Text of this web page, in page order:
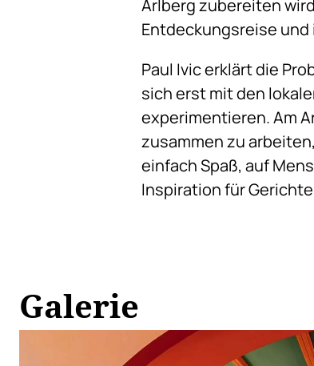
Arlberg zubereiten
Entdeckungsreise
Paul Ivic erklärt die
sich erst mit den
experimentieren. Am
zusammen zu
einfach Spaß, auf
Inspiration für
Galerie